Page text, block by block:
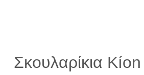
Σκουλαρίκια Kíon